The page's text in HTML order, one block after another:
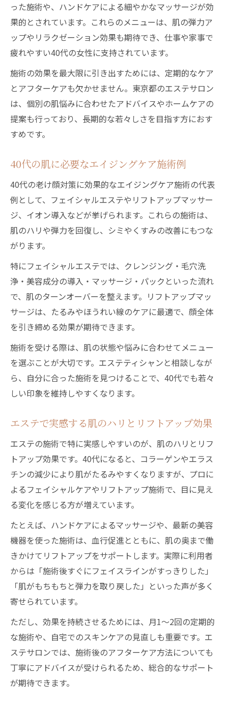
った施術や、ハンドケアによる細やかなマッサージが効
果的とされています。これらのメニューは、肌の弾力ア
ップやリラクゼーション効果も期待でき、仕事や家事で
疲れやすい40代の女性に支持されています。
施術の効果を最大限に引き出すためには、定期的なケア
とアフターケアも欠かせません。東京都のエステサロン
は、個別の肌悩みに合わせたアドバイスやホームケアの
提案も行っており、長期的な若々しさを目指す方におす
すめです。
40代の肌に必要なエイジングケア施術例
40代の老け顔対策に効果的なエイジングケア施術の代表
例として、フェイシャルエステやリフトアップマッサー
ジ、イオン導入などが挙げられます。これらの施術は、
肌のハリや弾力を回復し、シミやくすみの改善にもつな
がります。
特にフェイシャルエステでは、クレンジング・毛穴洗
浄・美容成分の導入・マッサージ・パックといった流れ
で、肌のターンオーバーを整えます。リフトアップマッ
サージは、たるみやほうれい線のケアに最適で、顔全体
を引き締める効果が期待できます。
施術を受ける際は、肌の状態や悩みに合わせてメニュー
を選ぶことが大切です。エステティシャンと相談しなが
ら、自分に合った施術を見つけることで、40代でも若々
しい印象を維持しやすくなります。
エステで実感する肌のハリとリフトアップ効果
エステの施術で特に実感しやすいのが、肌のハリとリフ
トアップ効果です。40代になると、コラーゲンやエラス
チンの減少により肌がたるみやすくなりますが、プロに
よるフェイシャルケアやリフトアップ施術で、目に見え
る変化を感じる方が増えています。
たとえば、ハンドケアによるマッサージや、最新の美容
機器を使った施術は、血行促進とともに、肌の奥まで働
きかけてリフトアップをサポートします。実際に利用者
からは「施術後すぐにフェイスラインがすっきりした」
「肌がもちもちと弾力を取り戻した」といった声が多く
寄せられています。
ただし、効果を持続させるためには、月1～2回の定期的
な施術や、自宅でのスキンケアの見直しも重要です。エ
ステサロンでは、施術後のアフターケア方法についても
丁寧にアドバイスが受けられるため、総合的なサポート
が期待できます。